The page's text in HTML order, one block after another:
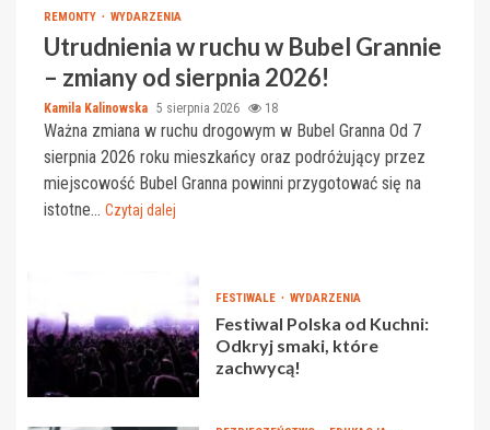
REMONTY WYDARZENIA
Utrudnienia w ruchu w Bubel Grannie
– zmiany od sierpnia 2026!
Kamila Kalinowska 5 sierpnia 2026 18
Ważna zmiana w ruchu drogowym w Bubel Granna Od 7
sierpnia 2026 roku mieszkańcy oraz podróżujący przez
miejscowość Bubel Granna powinni przygotować się na
istotne... Czytaj dalej
FESTIWALE WYDARZENIA
Festiwal Polska od Kuchni:
Odkryj smaki, które
zachwycą!